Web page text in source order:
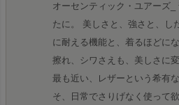
オーセンティック・ユアーズ
たに。 美しさと、強さと、し
に耐える機能と、着るほどに
擦れ、シワさえも、美しさに
最も近い、レザーという希有
そ、日常でさりげなく使って